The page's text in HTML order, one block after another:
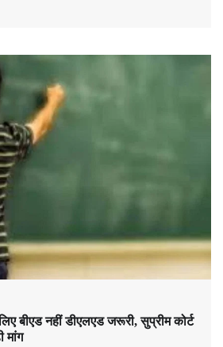
बीएड नहीं डीएलएड जरूरी, सुप्रीम कोर्ट
मांग